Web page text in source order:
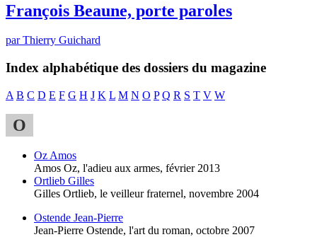
François Beaune, porte paroles
par Thierry Guichard
Index alphabétique des dossiers du magazine
A B C D E F G H J K L M N O P Q R S T V W
O
Oz Amos
Amos Oz, l'adieu aux armes, février 2013
Ortlieb Gilles
Gilles Ortlieb, le veilleur fraternel, novembre 2004
Ostende Jean-Pierre
Jean-Pierre Ostende, l'art du roman, octobre 2007